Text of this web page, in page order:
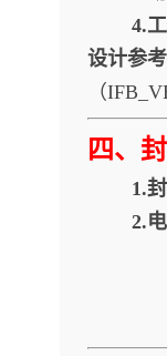
4.
设计参考
（
四、
1.
2.